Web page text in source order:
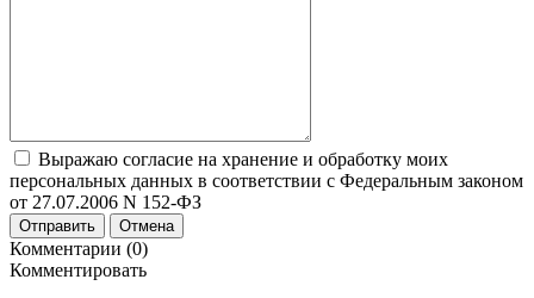
Выражаю согласие на хранение и обработку моих
персональных данных в соответствии с Федеральным законом
от 27.07.2006 N 152-ФЗ
Отправить Отмена
Комментарии (0)
Комментировать